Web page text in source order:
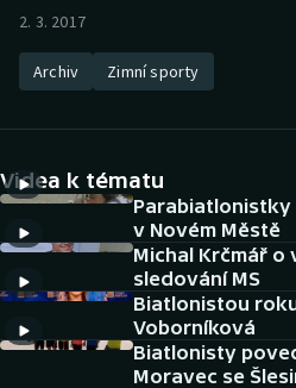
Atletika
DALŠÍ SPORTY
Americký fotbal
Baseball a softbal
Basketbal
NEPŘEHLÉDNĚTE
Soutěže
Historické návraty
2. 3. 2017
Archiv Zimní sporty
Videa k tématu
Parabiatlonistky
v Novém Městě
Michal Krčmář
sledování MS
Biatlonistou
Voborníková
Biatlonisty
Moravec se